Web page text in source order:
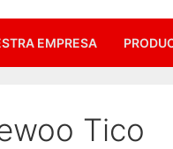
EMPRESA
Tico